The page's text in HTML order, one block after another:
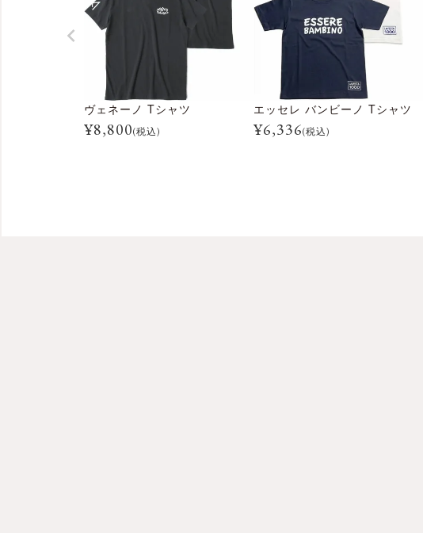
ヴェネーノ Tシャツ
¥8,800(税込)
エッセレ バンビーノ Tシャツ
¥6,336(税込)